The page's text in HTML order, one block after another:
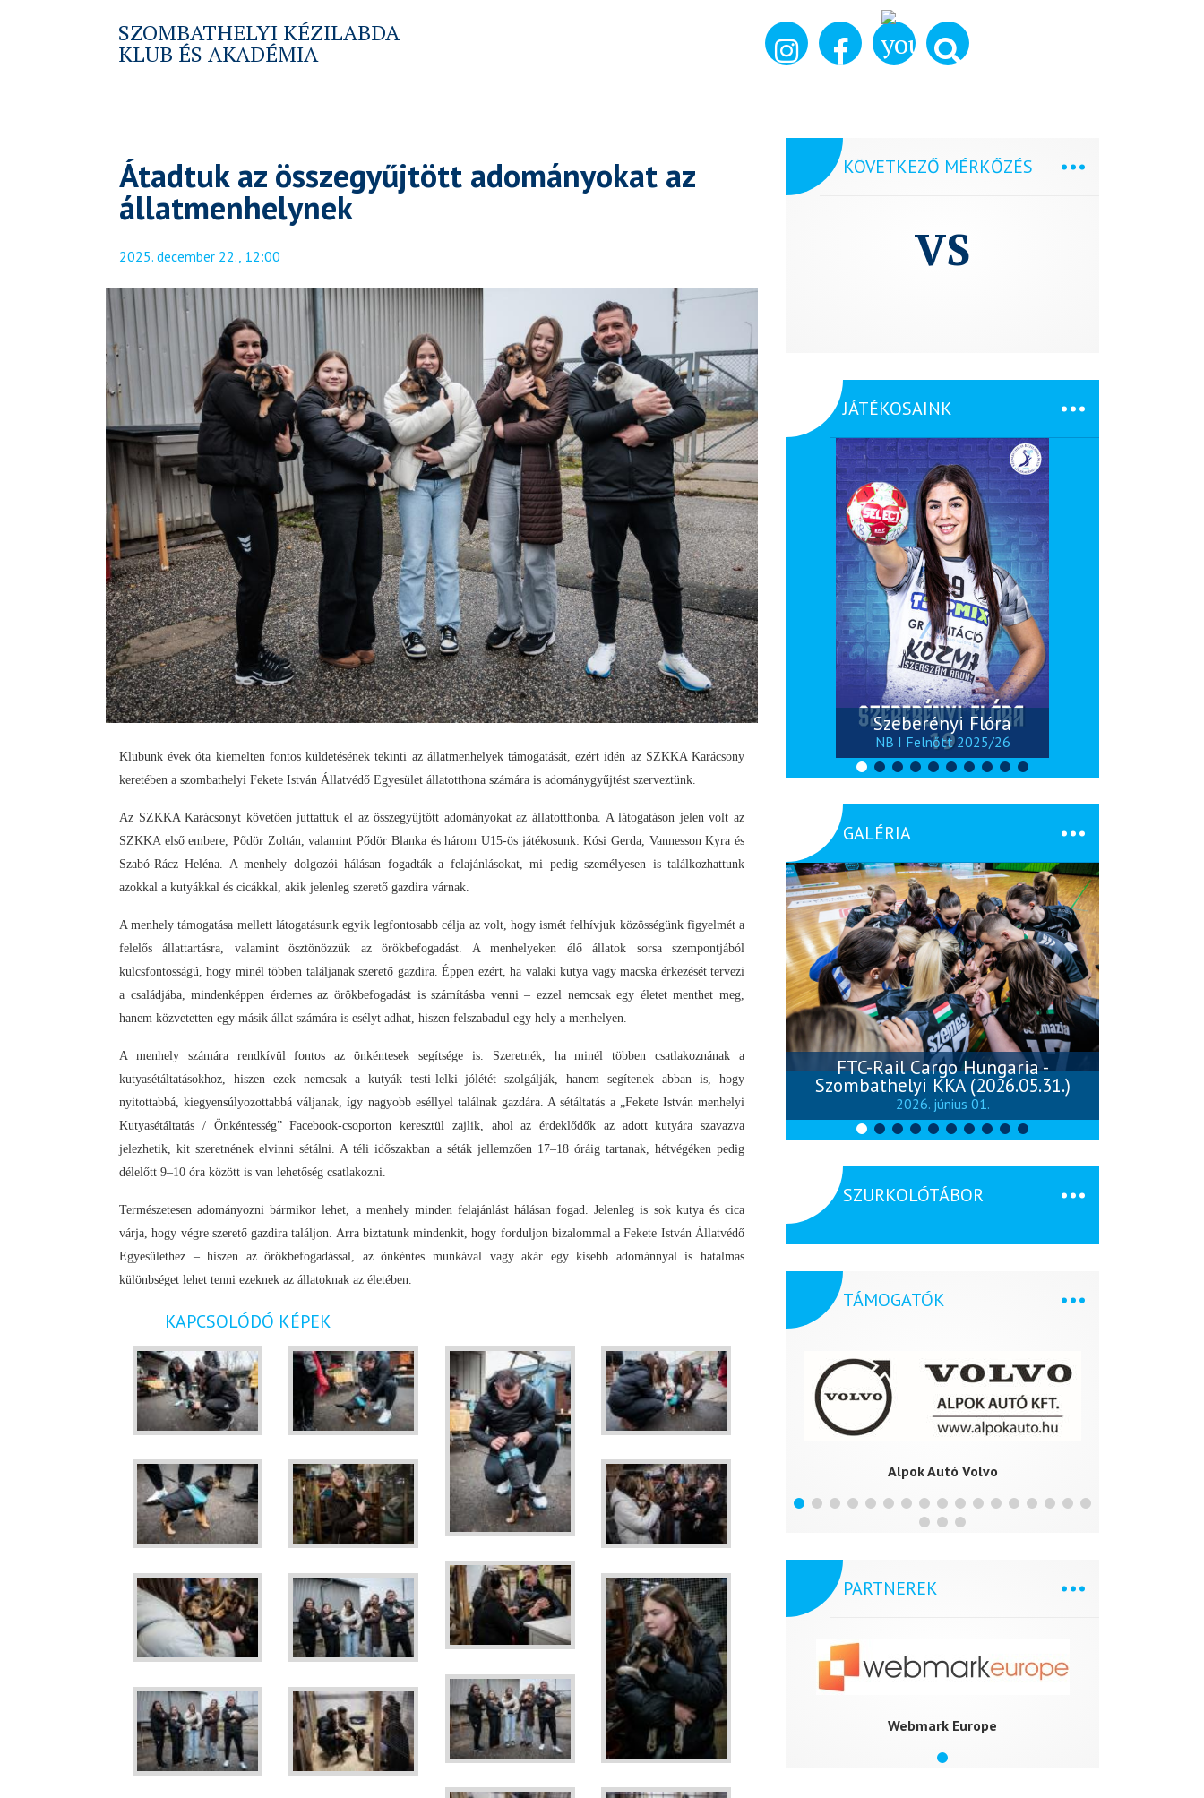
SZOMBATHELYI KÉZILABDA
KLUB ÉS AKADÉMIA
Átadtuk az összegyűjtött adományokat az
állatmenhelynek
2025. december 22., 12:00
Klubunk évek óta kiemelten fontos küldetésének tekinti az állatmenhelyek támogatását, ezért idén az SZKKA Karácsony
keretében a szombathelyi Fekete István Állatvédő Egyesület állatotthona számára is adománygyűjtést szerveztünk.
Az SZKKA Karácsonyt követően juttattuk el az összegyűjtött adományokat az állatotthonba. A látogatáson jelen volt az
SZKKA első embere, Pődör Zoltán, valamint Pődör Blanka és három U15-ös játékosunk: Kósi Gerda, Vannesson Kyra és
Szabó-Rácz Heléna. A menhely dolgozói hálásan fogadták a felajánlásokat, mi pedig személyesen is találkozhattunk
azokkal a kutyákkal és cicákkal, akik jelenleg szerető gazdira várnak.
A menhely támogatása mellett látogatásunk egyik legfontosabb célja az volt, hogy ismét felhívjuk közösségünk figyelmét a
felelős állattartásra, valamint ösztönözzük az örökbefogadást. A menhelyeken élő állatok sorsa szempontjából
kulcsfontosságú, hogy minél többen találjanak szerető gazdira. Éppen ezért, ha valaki kutya vagy macska érkezését tervezi
a családjába, mindenképpen érdemes az örökbefogadást is számításba venni – ezzel nemcsak egy életet menthet meg,
hanem közvetetten egy másik állat számára is esélyt adhat, hiszen felszabadul egy hely a menhelyen.
A menhely számára rendkívül fontos az önkéntesek segítsége is. Szeretnék, ha minél többen csatlakoznának a
kutyasétáltatásokhoz, hiszen ezek nemcsak a kutyák testi-lelki jólétét szolgálják, hanem segítenek abban is, hogy
nyitottabbá, kiegyensúlyozottabbá váljanak, így nagyobb eséllyel találnak gazdára. A sétáltatás a „Fekete István menhelyi
Kutyasétáltatás / Önkéntesség” Facebook-csoporton keresztül zajlik, ahol az érdeklődők az adott kutyára szavazva
jelezhetik, kit szeretnének elvinni sétálni. A téli időszakban a séták jellemzően 17–18 óráig tartanak, hétvégéken pedig
délelőtt 9–10 óra között is van lehetőség csatlakozni.
Természetesen adományozni bármikor lehet, a menhely minden felajánlást hálásan fogad. Jelenleg is sok kutya és cica
várja, hogy végre szerető gazdira találjon. Arra biztatunk mindenkit, hogy forduljon bizalommal a Fekete István Állatvédő
Egyesülethez – hiszen az örökbefogadással, az önkéntes munkával vagy akár egy kisebb adománnyal is hatalmas
különbséget lehet tenni ezeknek az állatoknak az életében.
KAPCSOLÓDÓ KÉPEK
KÖVETKEZŐ MÉRKŐZÉS
VS
JÁTÉKOSAINK
Vincze Tamás - erőnléti
edző Szeberényi Flóra
NB I Felnőtt 2025/26
GALÉRIA
Szombathelyi KKA - Alba Fehérvár
KC (2026.02.28.)
2026. március 01.
FTC-Rail Cargo Hungaria -
Szombathelyi KKA (2026.05.31.)
2026. június 01.
SZURKOLÓTÁBOR
TÁMOGATÓK
FRISSS.hu Alpok Autó Volvo
PARTNEREK
Webmark Europe Webmark Europe